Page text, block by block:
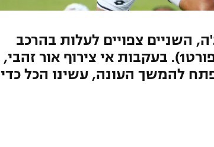
השניים צפויים לעלות בהרכב
חדרה מול האדומים (שני, 20:15, ספורט1). בעקבות אי צירוף אור זהבי,
להמשך העונה, עשינו הכל כדי